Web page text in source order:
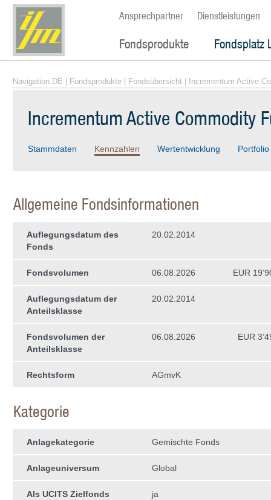
Ansprechpartner Dienstleistungen
Fondsprodukte Fondsplatz
Navigation DE Fondsprodukte Fondsübersicht | Incrementum Active
Incrementum Active Commodity
Stammdaten Kennzahlen Wertentwicklung Portfolio
Allgemeine Fondsinformationen
Auflegungsdatum des
Fonds
20.02.2014
Fondsvolumen 06.08.2026 EUR
Auflegungsdatum der
Anteilsklasse
20.02.2014
Fondsvolumen der
Anteilsklasse
06.08.2026 EUR
Rechtsform AGmvK
Kategorie
Anlagekategorie Gemischte Fonds
Anlageuniversum Global
Als UCITS Zielfonds
ja